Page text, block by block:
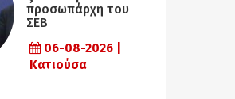
προσωπάρχη του
ΣΕΒ
06-08-2026 |
Κατιούσα